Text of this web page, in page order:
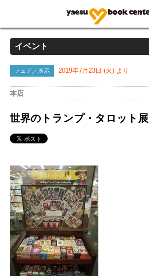
イベント
フェア／展示 2019年7月23日 (火) より
本店
世界のトランプ・タロット展